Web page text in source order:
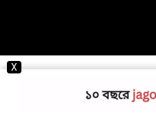
X